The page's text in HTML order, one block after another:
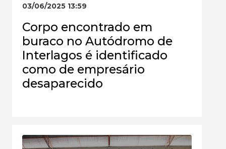
03/06/2025 13:59
Corpo encontrado em
buraco no Autódromo de
Interlagos é identificado
como de empresário
desaparecido